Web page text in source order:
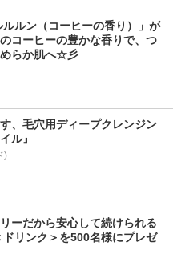
ルルン（コーヒーの香り）」が
コーヒーの豊かな香りで、つ
らか肌へ☆彡
、毛穴用ディープクレンジン
ル』
ーだから安心して続けられる
リンク＞を500名様にプレゼ